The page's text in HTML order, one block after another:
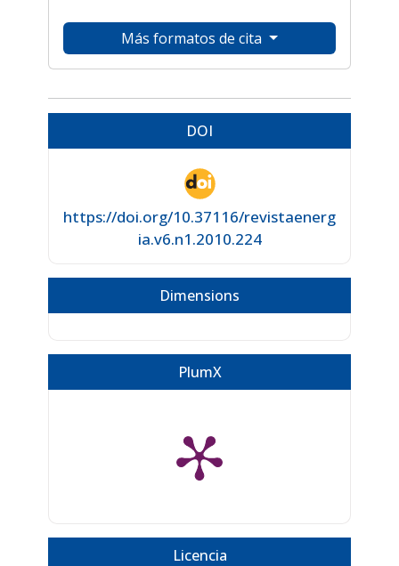
Más formatos de cita
DOI
https://doi.org/10.37116/revistaenerg
ia.v6.n1.2010.224
Dimensions
PlumX
Licencia